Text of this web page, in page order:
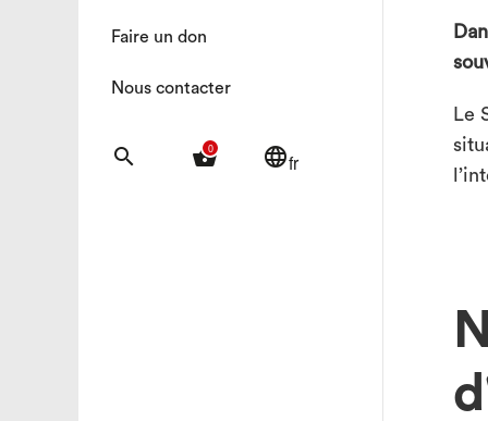
Faire un don
Nous contacter
search 0
shopping_basket languagefr
Le